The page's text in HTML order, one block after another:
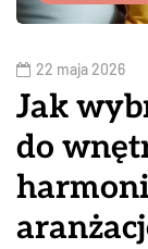
22 maja 2026
Jak
do